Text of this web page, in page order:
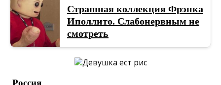
Страшная коллекция Фрэнка
Иполлито. Слабонервным не
смотреть
Россия